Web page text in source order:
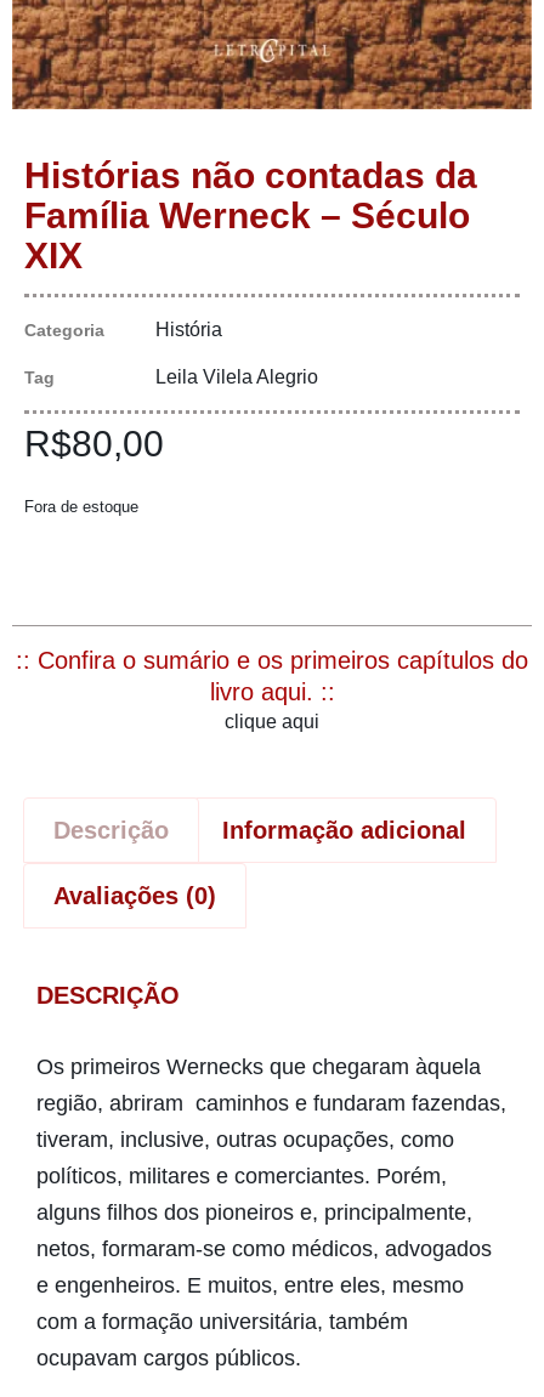
Histórias não contadas da
Família Werneck – Século
XIX
Categoria História
Tag Leila Vilela Alegrio
R$80,00
Fora de estoque
:: Confira o sumário e os primeiros capítulos do
livro aqui. ::
clique aqui
Descrição Informação adicional
Avaliações (0)
DESCRIÇÃO
Os primeiros Wernecks que chegaram àquela
região, abriram caminhos e fundaram fazendas,
tiveram, inclusive, outras ocupações, como
políticos, militares e comerciantes. Porém,
alguns filhos dos pioneiros e, principalmente,
netos, formaram-se como médicos, advogados
e engenheiros. E muitos, entre eles, mesmo
com a formação universitária, também
ocupavam cargos públicos.